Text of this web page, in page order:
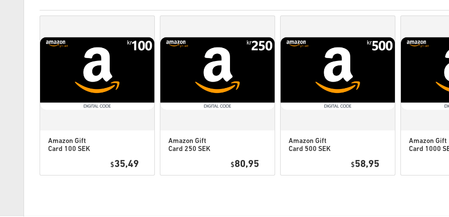
Pozri si rýchly návod vyššie
Kupujete iba digitálny
contact .
Tieto kódy na stiahnutie
Tieto kódy nemajú
Stiahnuteľný obsah
Pre niektoré produkty
Amazon Gift
Card 100 SEK
$35,49
Amazon Gift
Card 250 SEK
$80,95
Amazon Gift
Card 500 SEK
$58,95
Amazon Gift
Card 1000